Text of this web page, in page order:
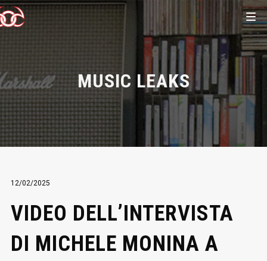
MUSIC LEAKS
12/02/2025
VIDEO DELL’INTERVISTA
DI MICHELE MONINA A